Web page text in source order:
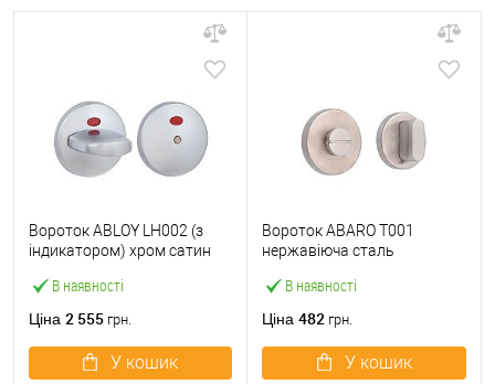
В наявності
Вороток ABLOY LH002 (з
індикатором) хром сатин
Ціна 2 555 грн.
У кошик
В наявності
Вороток ABARO T001
нержавіюча сталь
Ціна 482 грн.
У кошик